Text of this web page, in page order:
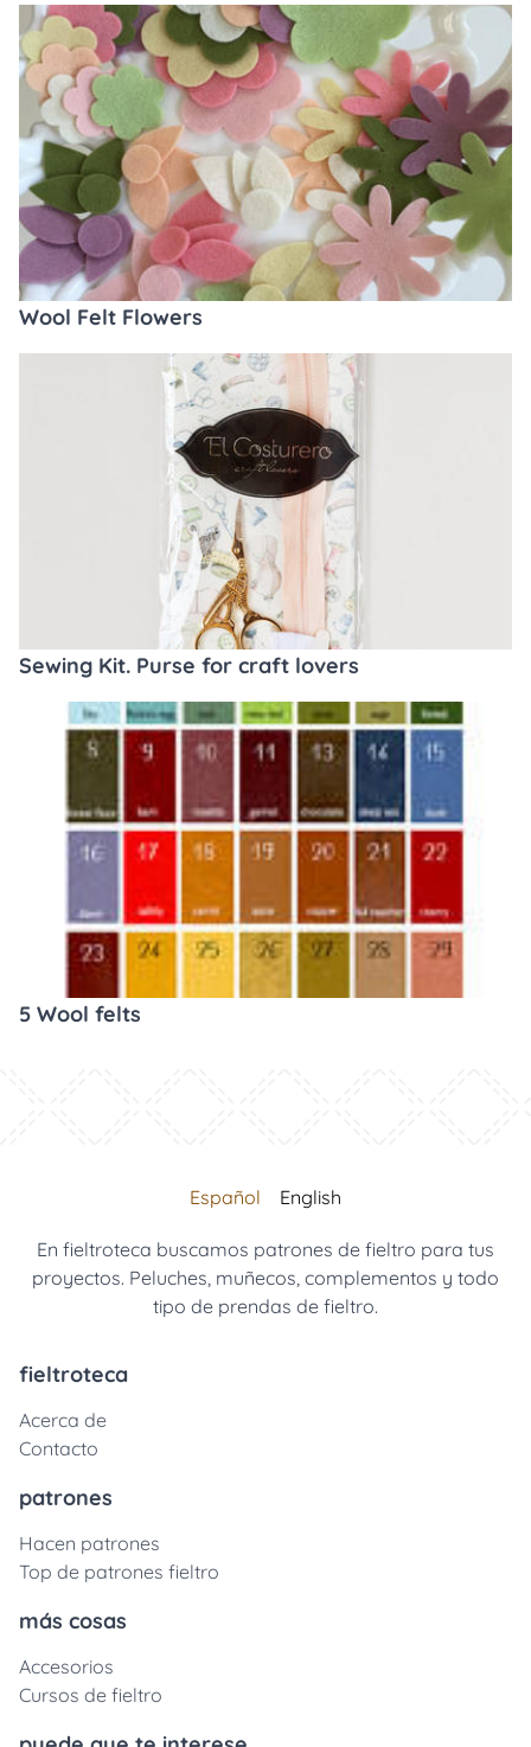
Wool Felt Flowers
Sewing Kit. Purse for craft lovers
5 Wool felts
Español English
En fieltroteca buscamos patrones de fieltro para tus
proyectos. Peluches, muñecos, complementos y todo
tipo de prendas de fieltro.
fieltroteca
Acerca de
Contacto
patrones
Hacen patrones
Top de patrones fieltro
más cosas
Accesorios
Cursos de fieltro